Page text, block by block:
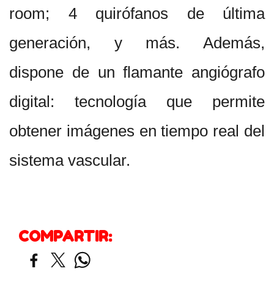
room; 4 quirófanos de última
generación, y más. Además,
dispone de un flamante angiógrafo
digital: tecnología que permite
obtener imágenes en tiempo real del
sistema vascular.
COMPARTIR: